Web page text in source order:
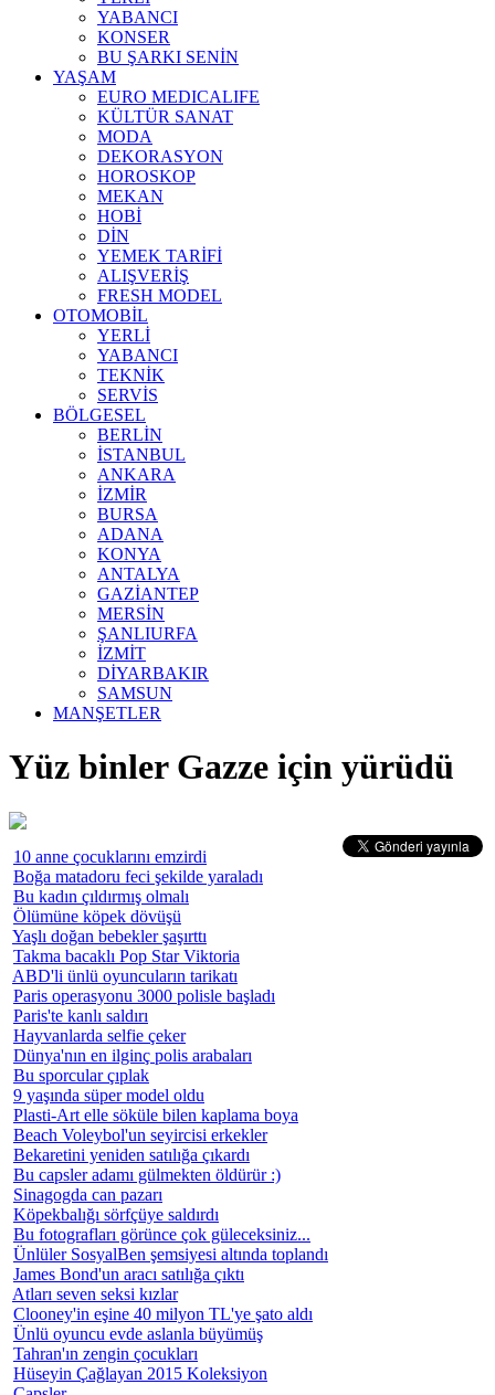
YABANCI
KONSER
BU ŞARKI SENİN
YAŞAM
EURO MEDICALIFE
KÜLTÜR SANAT
MODA
DEKORASYON
HOROSKOP
MEKAN
HOBİ
DİN
YEMEK TARİFİ
ALIŞVERİŞ
FRESH MODEL
OTOMOBİL
YERLİ
YABANCI
TEKNİK
SERVİS
BÖLGESEL
BERLİN
İSTANBUL
ANKARA
İZMİR
BURSA
ADANA
KONYA
ANTALYA
GAZİANTEP
MERSİN
ŞANLIURFA
İZMİT
DİYARBAKIR
SAMSUN
MANŞETLER
Yüz binler Gazze için yürüdü
10 anne çocuklarını emzirdi
Boğa matadoru feci şekilde yaraladı
Bu kadın çıldırmış olmalı
Ölümüne köpek dövüşü
Yaşlı doğan bebekler şaşırttı
Takma bacaklı Pop Star Viktoria
ABD'li ünlü oyuncuların tarikatı
Paris operasyonu 3000 polisle başladı
Paris'te kanlı saldırı
Hayvanlarda selfie çeker
Dünya'nın en ilginç polis arabaları
Bu sporcular çıplak
9 yaşında süper model oldu
Plasti-Art elle söküle bilen kaplama boya
Beach Voleybol'un seyircisi erkekler
Bekaretini yeniden satılığa çıkardı
Bu capsler adamı gülmekten öldürür :)
Sinagogda can pazarı
Köpekbalığı sörfçüye saldırdı
Bu fotografları görünce çok güleceksiniz...
Ünlüler SosyalBen şemsiyesi altında toplandı
James Bond'un aracı satılığa çıktı
Atları seven seksi kızlar
Clooney'in eşine 40 milyon TL'ye şato aldı
Ünlü oyuncu evde aslanla büyümüş
Tahran'ın zengin çocukları
Hüseyin Çağlayan 2015 Koleksiyon